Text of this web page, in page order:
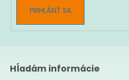
O
r
ú
PRIHLÁSIŤ SA
Hĺadám informácie